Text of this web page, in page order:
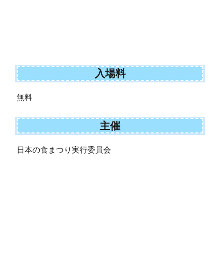
入場料
無料
主催
日本の食まつり実行委員会